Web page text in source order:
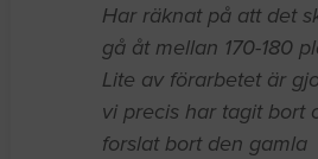
Har räknat på att det
gå åt mellan 170-180
Lite av förarbetet är
vi precis har tagit bort
forslat bort den gamla